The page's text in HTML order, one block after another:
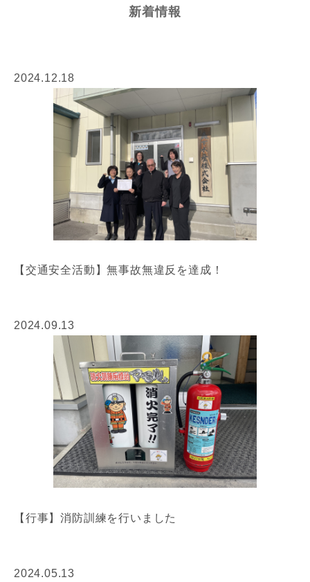
新着情報
2024.12.18
【交通安全活動】無事故無違反を達成！
2024.09.13
【行事】消防訓練を行いました
2024.05.13